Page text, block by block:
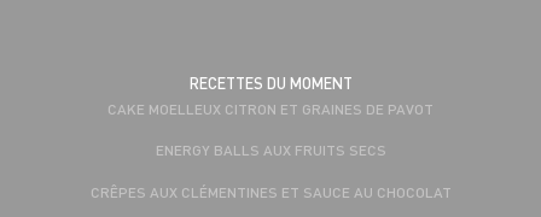
RECETTES DU MOMENT
CAKE MOELLEUX CITRON ET GRAINES DE PAVOT
ENERGY BALLS AUX FRUITS SECS
CRÊPES AUX CLÉMENTINES ET SAUCE AU CHOCOLAT